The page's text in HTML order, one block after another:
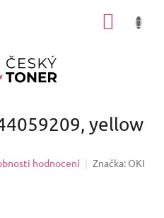
yellow
hodnocení Značka: OKI